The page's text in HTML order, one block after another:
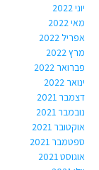
יוני 2022
מאי 2022
אפריל 2022
מרץ 2022
פברואר 2022
ינואר 2022
דצמבר 2021
נובמבר 2021
אוקטובר 2021
ספטמבר 2021
אוגוסט 2021